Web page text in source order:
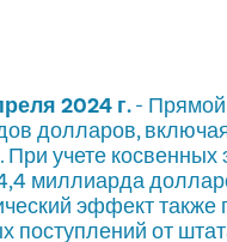
2024 г.- Прямой
долларов,
При учете
миллиарда
эффект
поступлений от